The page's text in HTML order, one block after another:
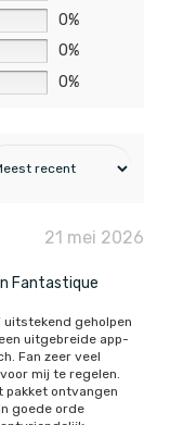
0%
0%
0%
21 mei 2026
Fantastique
geholpen
uitgebreide app-
Fan zeer veel
mij te regelen.
pakket ontvangen
goede orde